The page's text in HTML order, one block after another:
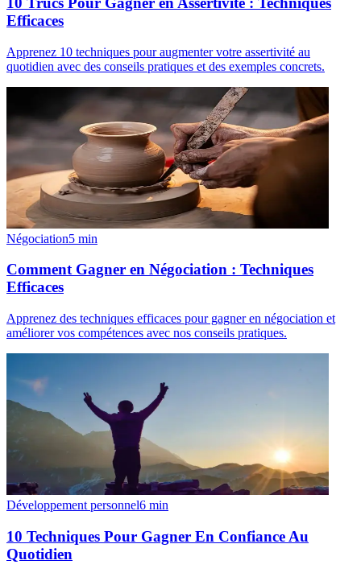
Efficaces
Apprenez 10 techniques pour augmenter votre assertivité au
quotidien avec des conseils pratiques et des exemples concrets.
Négociation5 min
Comment Gagner en Négociation : Techniques
Efficaces
Apprenez des techniques efficaces pour gagner en négociation et
améliorer vos compétences avec nos conseils pratiques.
Développement personnel6 min
10 Techniques Pour Gagner En Confiance Au
Quotidien